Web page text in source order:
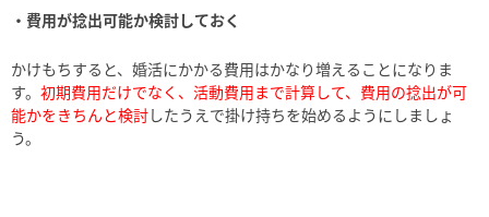
・費用が捻出可能か検討しておく
かけもちすると、婚活にかかる費用はかなり増えることになりま
す。 初期費用だけでなく、活動費用まで計算して、費用の捻出が可
能かをきちんと検討したうえで掛け持ちを始めるようにしましょ
う。